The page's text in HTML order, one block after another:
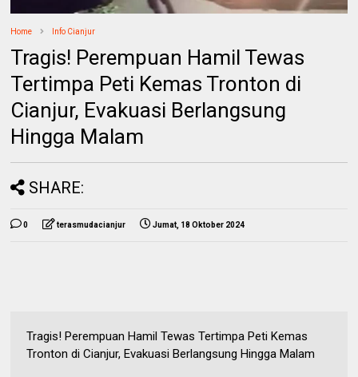
Home Info Cianjur
Tragis! Perempuan Hamil Tewas
Tertimpa Peti Kemas Tronton di
Cianjur, Evakuasi Berlangsung
Hingga Malam
SHARE:
0 terasmudacianjur Jumat, 18 Oktober 2024
Tragis! Perempuan Hamil Tewas Tertimpa Peti Kemas
Tronton di Cianjur, Evakuasi Berlangsung Hingga Malam